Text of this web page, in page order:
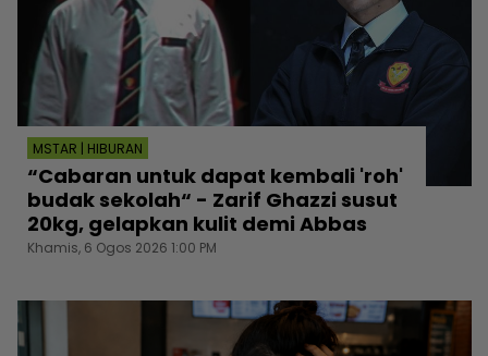
MSTAR | HIBURAN
“Cabaran untuk dapat kembali 'roh'
budak sekolah“ - Zarif Ghazzi susut
20kg, gelapkan kulit demi Abbas
Khamis, 6 Ogos 2026 1:00 PM